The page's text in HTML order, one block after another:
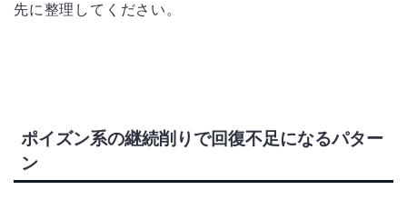
先に整理してください。
ポイズン系の継続削りで回復不足になるパター
ン